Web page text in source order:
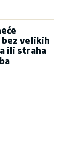
velikih
ili straha